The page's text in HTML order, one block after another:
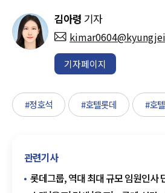
김아령 기자
기자페이지
#정호석 #호텔롯데 #호
관련기사
롯데그룹, 역대 최대 규모 임원인사